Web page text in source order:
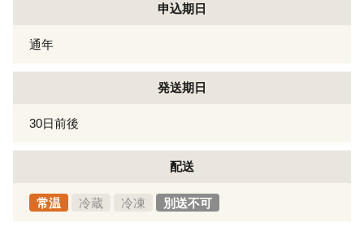
申込期日
通年
発送期日
30日前後
配送
常温 冷蔵 冷凍 別送不可